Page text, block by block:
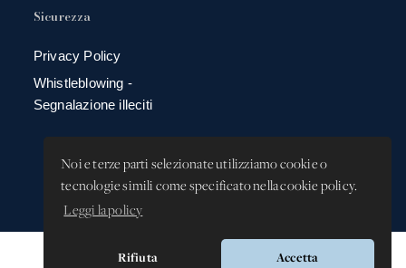
Noi e terze parti selezionate utilizziamo cookie o
tecnologie simili come specificato nella cookie policy.
Leggi la policy
Rifiuta Accetta
Sicurezza
Privacy Policy
Whistleblowing -
Segnalazione illeciti